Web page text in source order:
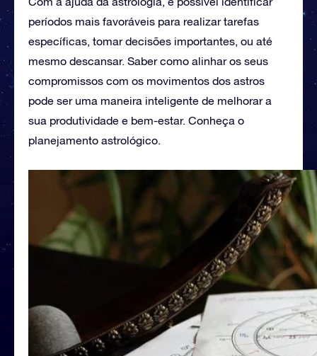
períodos mais favoráveis para realizar tarefas
específicas, tomar decisões importantes, ou até
mesmo descansar. Saber como alinhar os seus
compromissos com os movimentos dos astros
pode ser uma maneira inteligente de melhorar a
sua produtividade e bem-estar. Conheça o
planejamento astrológico.